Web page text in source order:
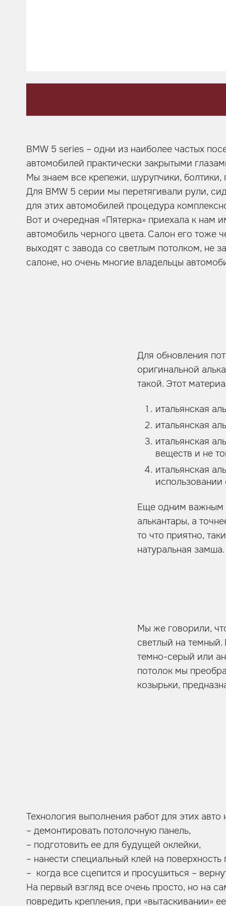
BMW 5 series – одни из наиболее частых
автомобилей практически закрытыми
Мы знаем все крепежи, шурупчики, болтики,
Для BMW 5 серии мы перетягивали рули,
для этих автомобилей процедура
Вот и очередная «Пятерка» приехала к нам
автомобиль черного цвета. Салон его
выходят с завода со светлым потолком, не
салоне, но очень многие владельцы
Для обновления
оригинальной
такой. Этот
итальянская
итальянская
итальянская
веществ и не
итальянская
Еще одним важным
алькантары, а
то что приятно,
натуральная замша.
Мы же говорили,
светлый на
темно-серый или
потолок мы
козырьки,
Технология выполнения работ для этих
– демонтировать потолочную панель,
– подготовить ее для будущей оклейки,
– нанести специальный клей на
– когда все сцепится и просушиться –
На первый взгляд все очень просто, но на
повредить крепления, при «вытаскивании»